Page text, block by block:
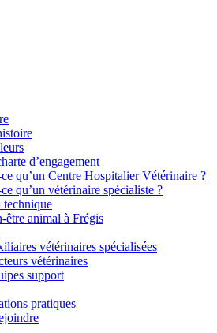
d’engagement
ce qu’un Centre Hospitalier Vétérinaire ?
qu’un vétérinaire spécialiste ?
technique
être animal à Frégis
vétérinaires spécialisées
vétérinaires
support
pratiques